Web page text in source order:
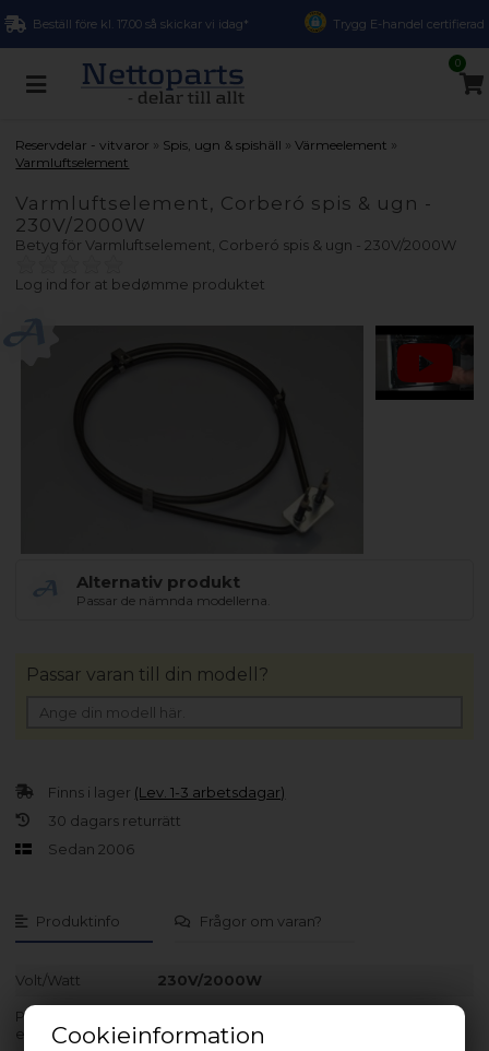
Cookieinformation
Beställ före kl. 17.00 så skickar vi idag* Trygg E-handel certifierad
0
Reservdelar - vitvaror » Spis, ugn & spishäll »Värmeelement »
Varmluftselement
Varmluftselement, Corberó spis & ugn -
230V/2000W
Betyg förVarmluftselement, Corberó spis & ugn - 230V/2000W
Log ind for at bedømme produktet
Alternativ produkt
Passar de nämnda modellerna.
Produktinfo Frågor om varan?
Volt/Watt 230V/2000W
Produkten passar endast till modeller med PNC-nr. som räknas
efter bindestreck.
Finns i lager (Lev. 1-3 arbetsdagar)
30 dagars returrätt
Sedan 2006
Passar varan till din modell?